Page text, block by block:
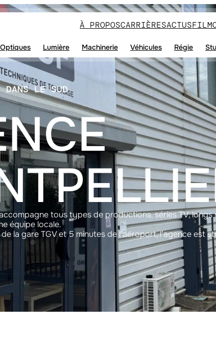
À PROPOSCARRIÈRESACTUS
Lumière Machinerie Véhicules Régie
DANS LE SUD
tous types de productions, séries TV,
équipe locale.
la gare TGV et 5 minutes de l’aéroport, l’agence